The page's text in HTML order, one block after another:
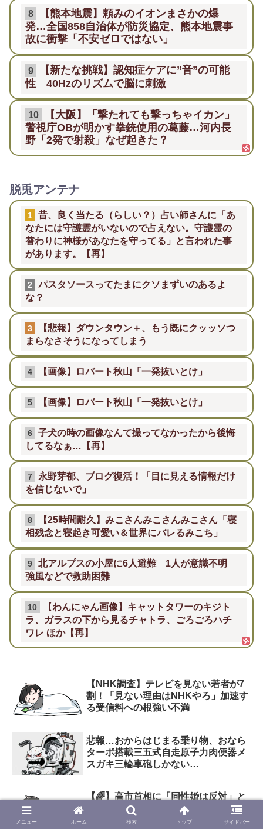
8
【熊本地震】頼みのイオンまさかの爆
発…全国858自治体が防災協定、熊本地震事
故に衝撃「不安ゼロではない」
9
【新たな挑戦】認知症ケアに”音”の可能
性 40Hzのリズムで脳に刺激
10
【大阪】「撃たれても撃っちゃイカン」
警視庁OBが明かす拳銃使用の葛藤…河内長
野「2発で射殺」なぜ起きた？
脱兎アンテナ
1
昔、良く当たる（らしい？）占い師さんに「あ
なたには守護霊がいないので占えない。守護霊の
替わりに神様があなたを守ってる」と言われた事
があります。【再】
2
パスタソースってたまにクソまずいのあるよ
な？
3
【悲報】ダウンタウン＋、もう既にクッッソつ
まらなさそうになってしまう
4 【画像】ロバート秋山「一発抜いとけ」
5 【画像】ロバート秋山「一発抜いとけ」
6
子犬の時の画像なんて撮ってなかったから後悔
してるなぁ…【再】
7
永野芽郁、ブログ復活！「目に見える情報だけ
を信じないで」
8
【25時間耐久】みこさんみこさんみこさん「寝
相残念と寝起き可愛い＆世界にバレるみこち」
9
北アルプスの小屋に6人避難 1人が意識不明
強風などで救助困難
10
【わんにゃん画像】キャットタワーのキジト
ラ、ガラスの下から見るチャトラ、ごろごろハチ
ワレ ほか【再】
【NHK調査】テレビを見ない若者が7
割！「見ない理由はNHKやろ」加速す
る受信料への根強い不満
悲報…おからはじまる乗り物、おなら
ターボ搭載三五式自走原子力肉便器メ
スガキ三輪車砲しかない…
【🌈】高市首相に「同性婚は反対」と
否定された大学生、結婚の平等を望む
理由を渋谷で叫ぶ。「隠れずに生きら
メニュー ホーム 検索 トップ サイドバー